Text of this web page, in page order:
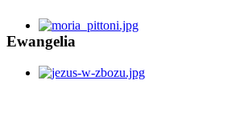
Ewangelia